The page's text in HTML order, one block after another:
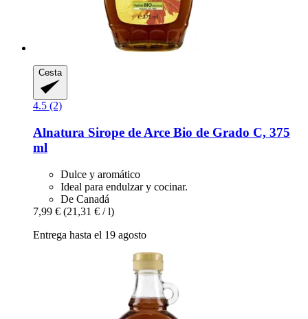
Cesta
4.5 (2)
Alnatura Sirope de Arce Bio de Grado C, 375
ml
Dulce y aromático
Ideal para endulzar y cocinar.
De Canadá
7,99 € (21,31 € / l)
Entrega hasta el 19 agosto